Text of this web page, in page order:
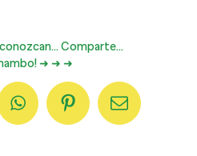
Comparte...
➜ ➜ ➜
WhatsAppPinterestCorreo
electrónico